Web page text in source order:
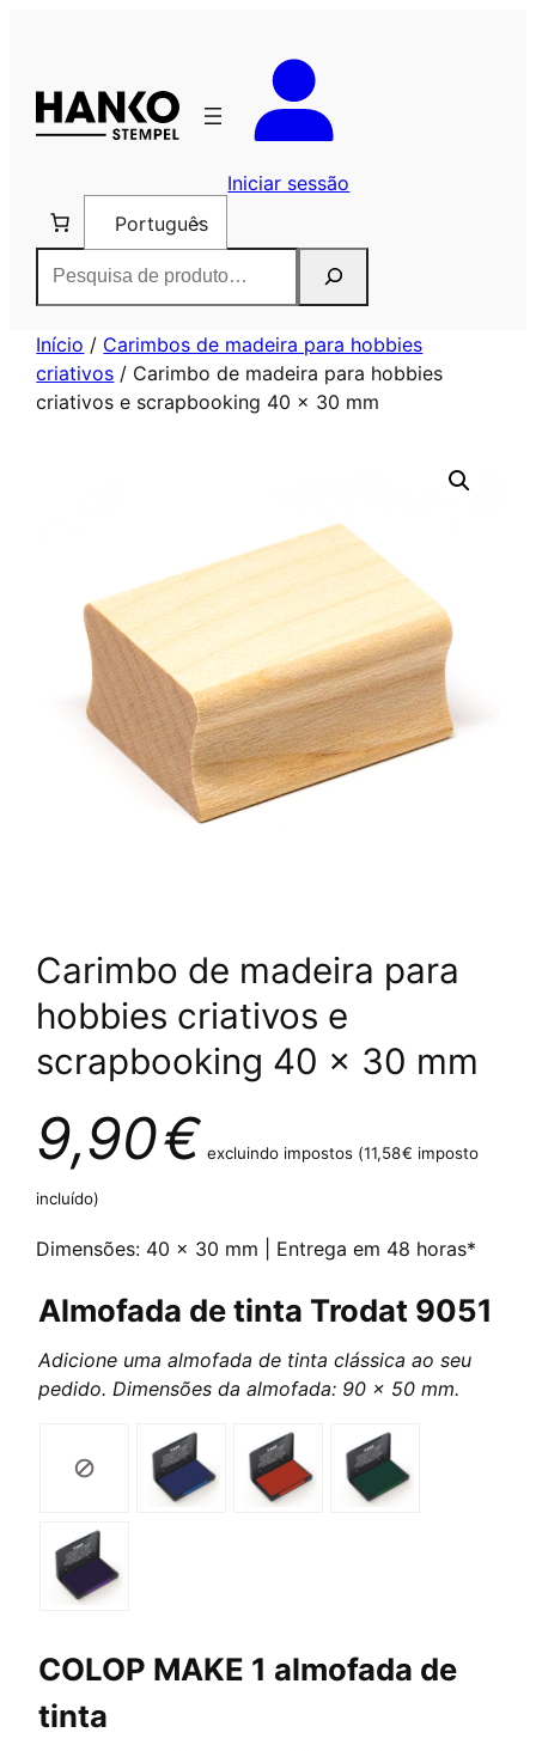
conteúdo
Iniciar sessão
Português
Início / Carimbos de madeira para hobbies
criativos / Carimbo de madeira para hobbies
criativos e scrapbooking 40 x 30 mm
Carimbo de madeira para
hobbies criativos e
scrapbooking 40 x 30 mm
9,90€ excluindo impostos (11,58€ imposto
incluído)
Dimensões: 40 x 30 mm | Entrega em 48 horas*
Almofada de tinta Trodat 9051
Adicione uma almofada de tinta clássica ao seu
pedido. Dimensões da almofada: 90 x 50 mm.
COLOP MAKE 1 almofada de
tinta